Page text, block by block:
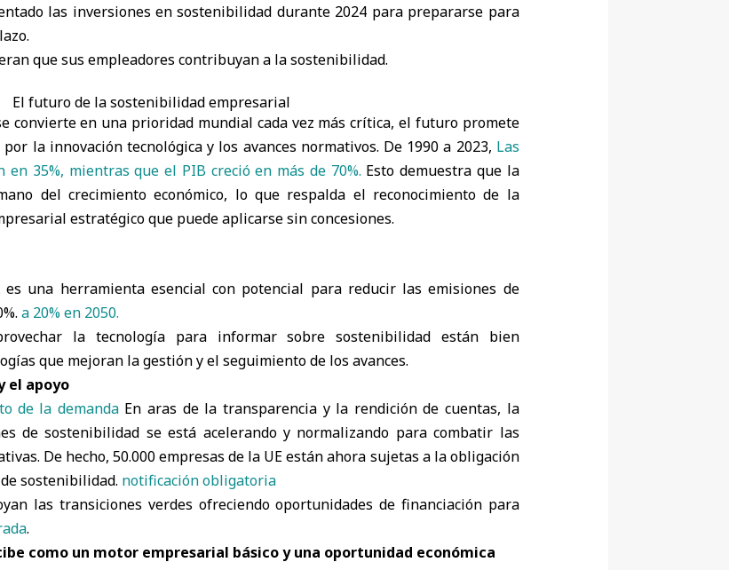
las inversiones en sostenibilidad durante 2024 para prepararse para
que sus empleadores contribuyan a la sostenibilidad.
El futuro de la sostenibilidad empresarial
convierte en una prioridad mundial cada vez más crítica, el futuro promete
la innovación tecnológica y los avances normativos. De 1990 a 2023, Las
35%, mientras que el PIB creció en más de 70%. Esto demuestra que la
del crecimiento económico, lo que respalda el reconocimiento de la
estratégico que puede aplicarse sin concesiones.
es una herramienta esencial con potencial para reducir las emisiones de
a 20% en 2050.
la tecnología para informar sobre sostenibilidad están bien
que mejoran la gestión y el seguimiento de los avances.
el apoyo
de la demandaEn aras de la transparencia y la rendición de cuentas, la
de sostenibilidad se está acelerando y normalizando para combatir las
De hecho, 50.000 empresas de la UE están ahora sujetas a la obligación
sostenibilidad. notificación obligatoria
las transiciones verdes ofreciendo oportunidades de financiación para
.
como un motor empresarial básico y una oportunidad económica